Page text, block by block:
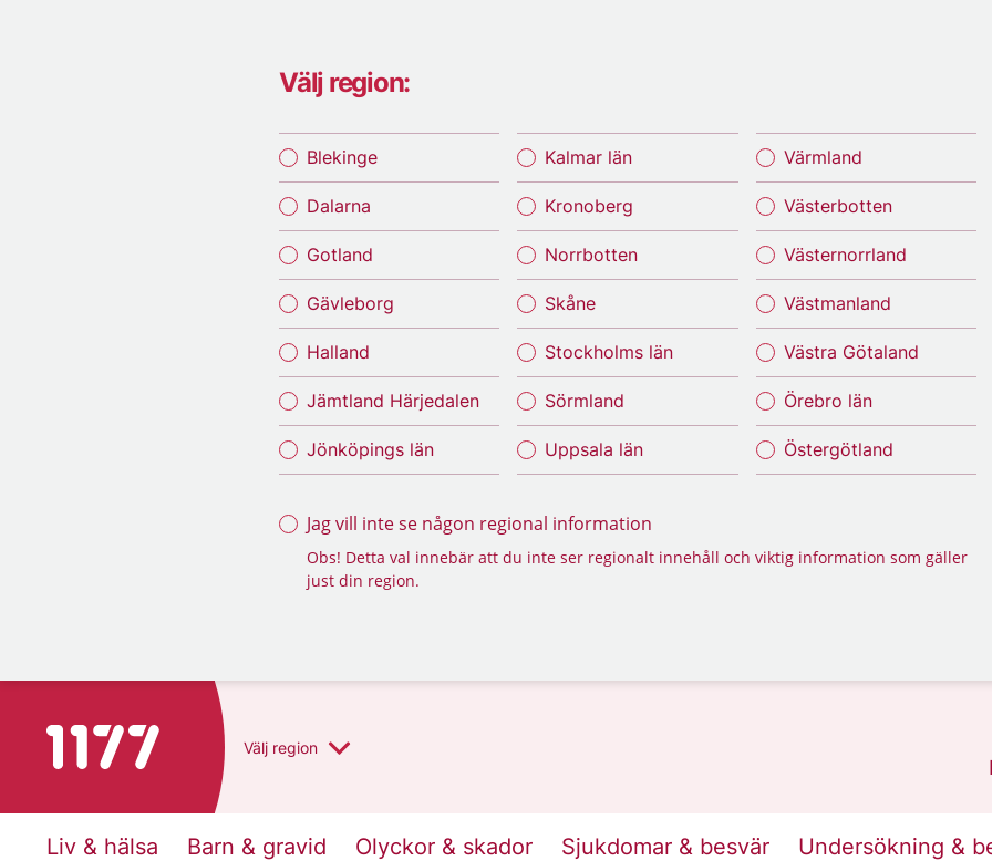
Välj region:
Blekinge
Dalarna
Gotland
Gävleborg
Halland
Jämtland Härjedalen
Jönköpings län
Kalmar län
Kronoberg
Norrbotten
Skåne
Stockholms län
Sörmland
Uppsala län
Värmland
Västerbotten
Västernorrland
Västmanland
Västra Götaland
Örebro län
Östergötland
Jag vill inte se någon regional information
Obs! Detta val innebär att du inte ser regionalt innehåll och viktig information som gäller
just din region.
Till startsidan för 1177 Välj region
Liv & hälsa Barn & gravid Olyckor & skador Sjukdomar & besvär Undersökning &